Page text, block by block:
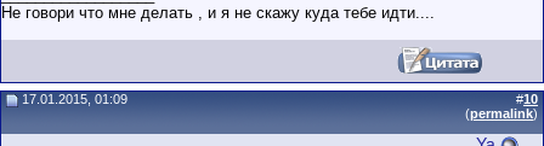
Не говори что мне делать , и я не скажу куда тебе идти....
17.01.2015, 01:09 #10
(permalink)